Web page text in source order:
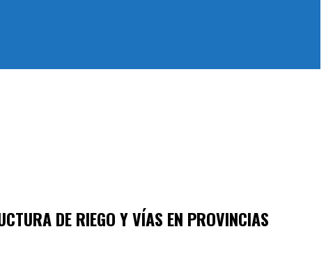
DE RIEGO Y VÍAS EN PROVINCIAS